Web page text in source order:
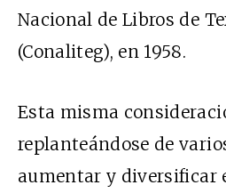
Nacional de Libros de
(Conaliteg), en 1958.
Esta misma
replanteándose de
aumentar y diversificar